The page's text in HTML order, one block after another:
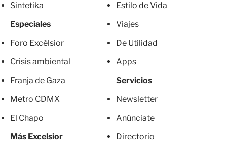
Sintetika
Especiales
Foro Excélsior
Crisis ambiental
Franja de Gaza
Metro CDMX
El Chapo
Más Excelsior
Estilo de Vida
Viajes
De Utilidad
Apps
Servicios
Newsletter
Anúnciate
Directorio